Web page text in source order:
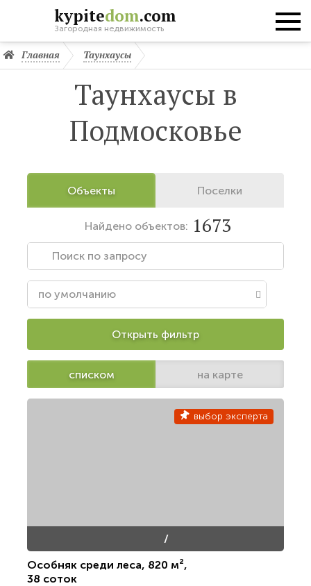
kypitedom.com
Загородная недвижимость
Главная Таунхаусы
Таунхаусы в
Подмосковье
Объекты Поселки
Найденообъектов: 1673
Открыть фильтр
списком на карте
выбор эксперта
/
Особняк среди леса, 820 м²,
38 соток